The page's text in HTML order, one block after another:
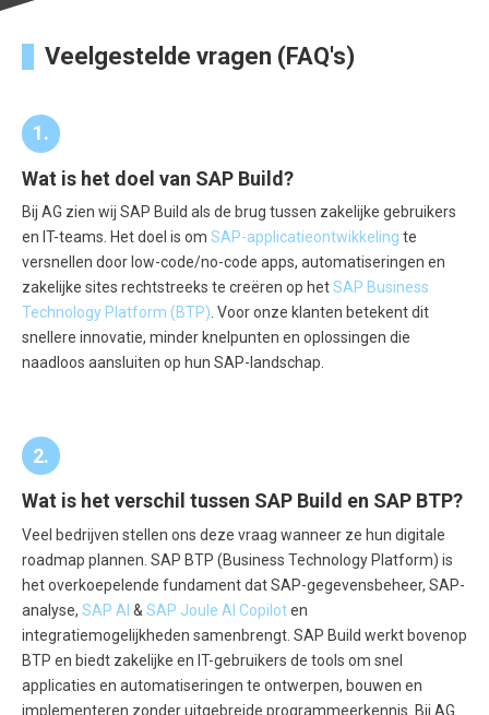
Veelgestelde vragen (FAQ's)
1.
Wat is het doel van SAP Build?
Bij AG zien wij SAP Build als de brug tussen zakelijke gebruikers
en IT-teams. Het doel is om SAP-applicatieontwikkeling te
versnellen door low-code/no-code apps, automatiseringen en
zakelijke sites rechtstreeks te creëren op hetSAP Business
Technology Platform (BTP) . Voor onze klanten betekent dit
snellere innovatie, minder knelpunten en oplossingen die
naadloos aansluiten op hun SAP-landschap.
2.
Wat is het verschil tussen SAP Build en SAP BTP?
Veel bedrijven stellen ons deze vraag wanneer ze hun digitale
roadmap plannen. SAP BTP (Business Technology Platform) is
het overkoepelende fundament dat SAP-gegevensbeheer, SAP-
analyse, SAP AI & SAP Joule AI Copiloten
integratiemogelijkheden samenbrengt. SAP Build werkt bovenop
BTP en biedt zakelijke en IT-gebruikers de tools om snel
applicaties en automatiseringen te ontwerpen, bouwen en
implementeren zonder uitgebreide programmeerkennis. Bij AG